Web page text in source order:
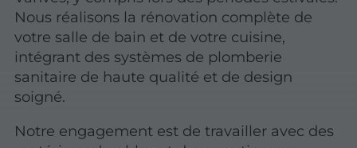
Nous réalisons la rénovation complète de
votre salle de bain et de votre cuisine,
intégrant des systèmes de plomberie
sanitaire de haute qualité et de design
soigné.
Notre engagement est de travailler avec des